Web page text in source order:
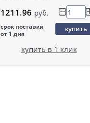
1211.96 руб.
срок поставки
от 1 дня
купить
купить в 1 клик